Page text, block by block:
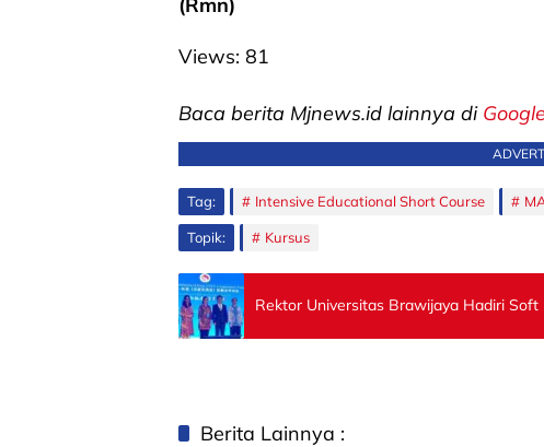
Views: 81
Baca berita Mjnews.id lainnya di
Tag: Intensive Educational Short Course
Topik: Kursus
Rektor Universitas Brawijaya Hadiri
Berita Lainnya :